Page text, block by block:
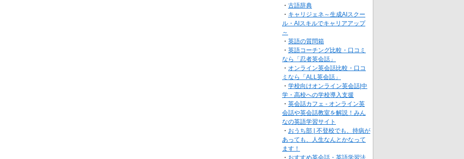
・ 古語辞典
・ キャリジェネ～生成AIスクー
ル・AIスキルでキャリアアップ
～
・ 英語の質問箱
・ 英語コーチング比較・口コミ
なら「忍者英会話」
・ オンライン英会話比較・口コ
ミなら「ALL英会話」
・ 学校向けオンライン英会話|中
学・高校への学校導入支援
・ 英会話カフェ - オンライン英
会話や英会話教室を解説！みん
なの英語学習サイト
・ おうち部 | 不登校でも、持病が
あっても、人生なんとかなって
ます！
・ おすすめ英会話・英語学習法